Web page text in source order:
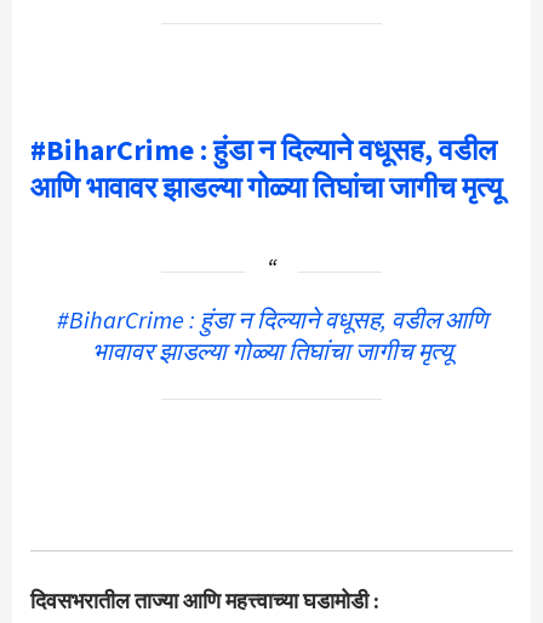
#BiharCrime : हुंडा न दिल्याने वधूसह, वडील
आणि भावावर झाडल्या गोळ्या तिघांचा जागीच मृत्यू
#BiharCrime : हुंडा न दिल्याने वधूसह, वडील आणि
भावावर झाडल्या गोळ्या तिघांचा जागीच मृत्यू
दिवसभरातील ताज्या आणि महत्त्वाच्या घडामोडी :